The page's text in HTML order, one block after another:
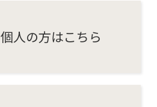
個人の方はこちら